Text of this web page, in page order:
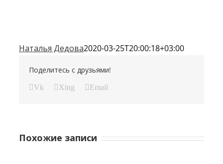
Наталья Дедова2020-03-25T20:00:18+03:00
Поделитесь с друзьями!
Vk Xing Email
Похожие записи